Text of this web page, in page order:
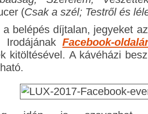
(Csak a szél; Testről és
belépés díjtalan, jegyeket
IrodájánakFacebook-
kitöltésével. A kávéházi